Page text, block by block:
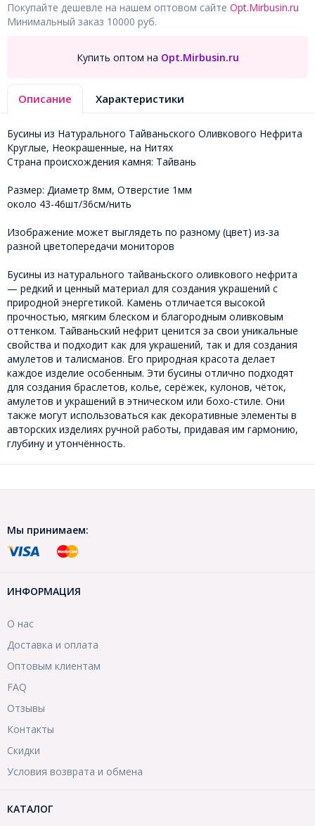
Покупайте дешевле на нашем оптовом сайте Opt.Mirbusin.ru
Минимальный заказ 10000 руб.
Купить оптом на Opt.Mirbusin.ru
Описание Характеристики
Бусины из Натурального Тайваньского Оливкового Нефрита
Круглые, Неокрашенные, на Нитях
Страна происхождения камня: Тайвань
Размер: Диаметр 8мм, Отверстие 1мм
около 43-46шт/36см/нить
Изображение может выглядеть по разному (цвет) из-за
разной цветопередачи мониторов
Бусины из натурального тайваньского оливкового нефрита
— редкий и ценный материал для создания украшений с
природной энергетикой. Камень отличается высокой
прочностью, мягким блеском и благородным оливковым
оттенком. Тайваньский нефрит ценится за свои уникальные
свойства и подходит как для украшений, так и для создания
амулетов и талисманов. Его природная красота делает
каждое изделие особенным. Эти бусины отлично подходят
для создания браслетов, колье, серёжек, кулонов, чёток,
амулетов и украшений в этническом или бохо-стиле. Они
также могут использоваться как декоративные элементы в
авторских изделиях ручной работы, придавая им гармонию,
глубину и утончённость.
Мы принимаем:
ИНФОРМАЦИЯ
О нас
Доставка и оплата
Оптовым клиентам
FAQ
Отзывы
Контакты
Скидки
Условия возврата и обмена
КАТАЛОГ